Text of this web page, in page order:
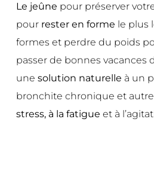
Le jeûne pour préserver
pour rester en forme le plus
formes et perdre du poids
passer de bonnes
une solution naturelle à un
bronchite chronique et
stress, à la fatigue et à